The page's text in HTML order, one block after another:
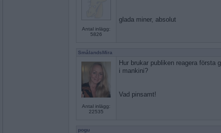
Antal inlägg:
5826
glada miner, absolut
SmålandsMira
Antal inlägg:
22535
Hur brukar publiken reagera första
i mankini?
Vad pinsamt!
pogu